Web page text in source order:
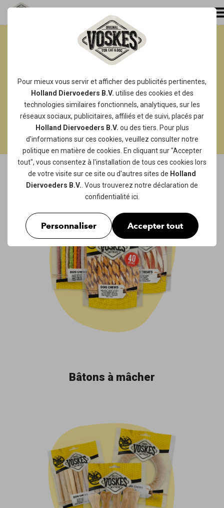
Pour mieux vous servir et afficher des publicités pertinentes,
Holland Diervoeders B.V. utilise des cookies et des
technologies similaires fonctionnels, analytiques, sur les
réseaux sociaux, publicitaires, affiliés et de suivi, placés par
Holland Diervoeders B.V. ou des tiers. Pour plus
d'informations sur ces cookies, veuillez consulter notre
politique en matière de cookies . En cliquant sur "Accepter
tout", vous consentez à l'installation de tous ces cookies lors
de votre visite sur ce site ou d'autres sites de Holland
Diervoeders B.V. . Vous trouverez notre déclaration de
confidentialité ici.
Personnaliser Accepter tout
DES FRIANDISES SÉCHÉES
QUI DONNERONT À VOTRE
COMPAGNON À QUATRE
PATTES DES HEURES DE
PLAISIR DE
MASTICATION !
Bâtons à mâcher